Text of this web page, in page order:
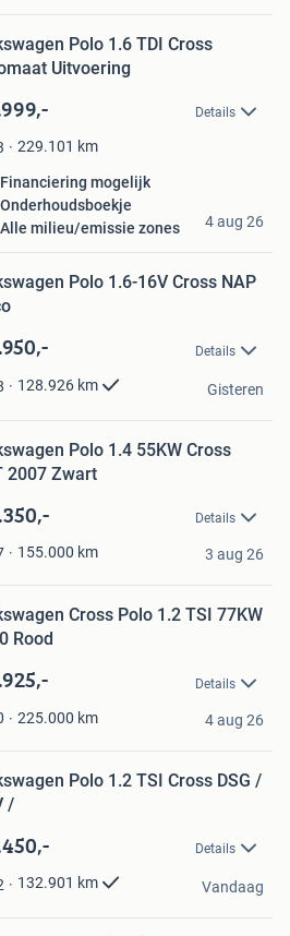
Polo 1.6 TDI Cross
Uitvoering
Details
229.101 km
Financiering mogelijk
Onderhoudsboekje
Alle milieu/emissie zones
4 aug 26
Polo 1.6-16V Cross NAP
Details
128.926 km Gisteren
Polo 1.4 55KW Cross
2007 Zwart
Details
155.000 km 3 aug 26
Cross Polo 1.2 TSI 77KW
Rood
Details
225.000 km 4 aug 26
Polo 1.2 TSI Cross DSG /
/
Details
132.901 km Vandaag